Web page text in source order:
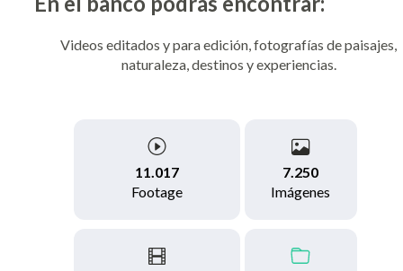
Videos editados y para edición, fotografías de paisajes,
naturaleza, destinos y experiencias.
11.017
Footage
7.250
Imágenes